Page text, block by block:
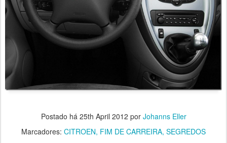
Postado há 25th April 2012 por Johanns Eller
Marcadores: CITROEN FIM DE CARREIRA SEGREDOS